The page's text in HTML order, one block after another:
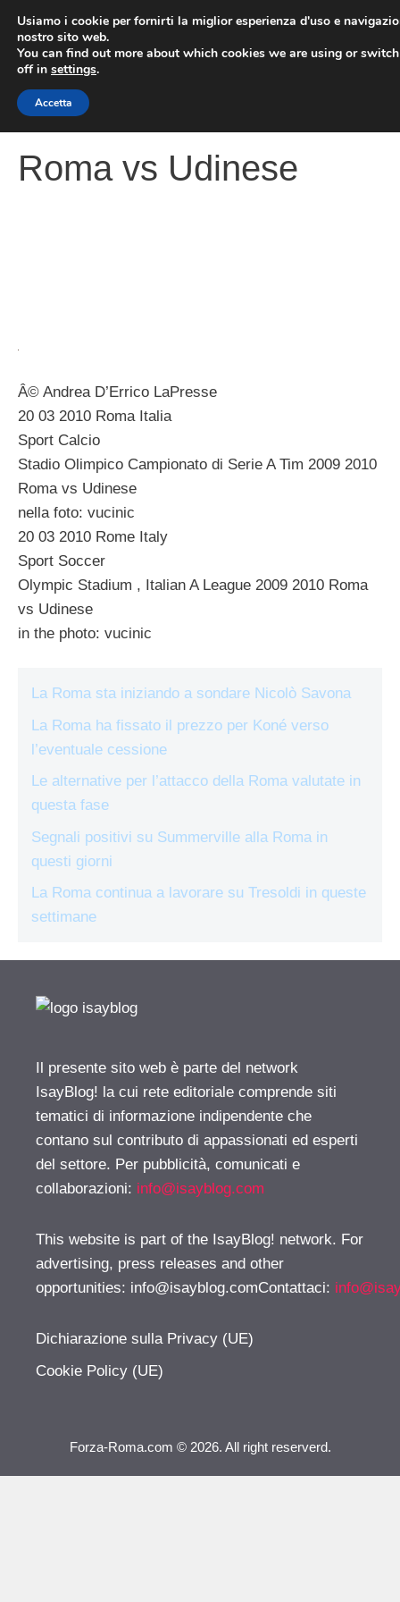
contenuto
Roma vs Udinese
Â© Andrea D’Errico LaPresse
20 03 2010 Roma Italia
Sport Calcio
Stadio Olimpico Campionato di Serie A Tim 2009 2010
Roma vs Udinese
nella foto: vucinic
20 03 2010 Rome Italy
Sport Soccer
Olympic Stadium , Italian A League 2009 2010 Roma
vs Udinese
in the photo: vucinic
La Roma sta iniziando a sondare Nicolò Savona
La Roma ha fissato il prezzo per Koné verso
l’eventuale cessione
Le alternative per l’attacco della Roma valutate in
questa fase
Segnali positivi su Summerville alla Roma in
questi giorni
La Roma continua a lavorare su Tresoldi in queste
settimane
Il presente sito web è parte del network
IsayBlog! la cui rete editoriale comprende siti
tematici di informazione indipendente che
contano sul contributo di appassionati ed esperti
del settore. Per pubblicità, comunicati e
collaborazioni: info@isayblog.com
This website is part of the IsayBlog! network. For
advertising, press releases and other
opportunities: info@isayblog.comContattaci:
Dichiarazione sulla Privacy (UE)
Cookie Policy (UE)
Forza-Roma.com © 2026. All right reserverd.
Usiamo i cookie per fornirti la miglior esperienza d'uso e
nostro sito web.
You can find out more about which cookies we are using or
off in settings.
Accetta